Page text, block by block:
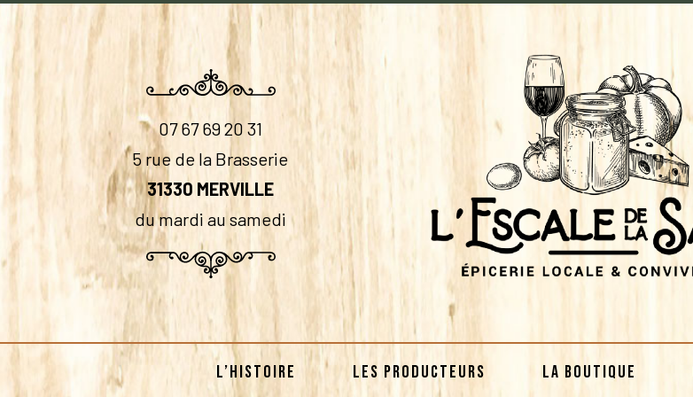
07 67 69 20 31
5 rue de la Brasserie
31330 MERVILLE
du mardi au samedi
L’HISTOIRE LES PRODUCTEURS LA BOUTIQUE